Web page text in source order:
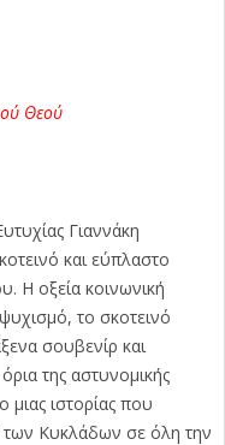
Θεού
Γιαννάκη
και εύπλαστο
Η οξεία κοινωνική
το σκοτεινό
σουβενίρ και
της αστυνομικής
μιας ιστορίας που
των Κυκλάδων σε όλη την